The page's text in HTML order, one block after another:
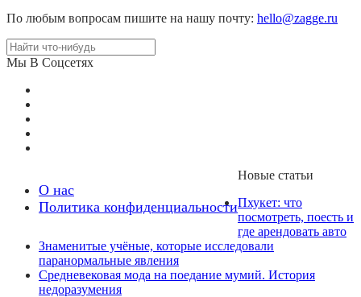
По любым вопросам пишите на нашу почту: hello@zagge.ru
Мы В Соцсетях
О нас
Политика конфиденциальности
Новые статьи
Пхукет: что
посмотреть, поесть и
где арендовать авто
Знаменитые учёные, которые исследовали
паранормальные явления
Средневековая мода на поедание мумий. История
недоразумения